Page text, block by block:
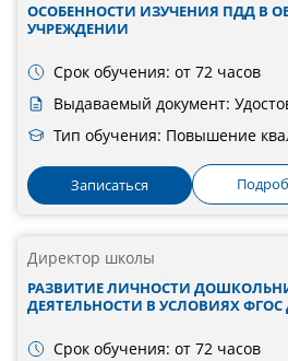
ОСОБЕННОСТИ ИЗУЧЕНИЯ ПДД В
УЧРЕЖДЕНИИ
Срок обучения: от 72 часов
Выдаваемый документ:
Тип обучения: Повышение
Записаться
Директор школы
РАЗВИТИЕ ЛИЧНОСТИ
ДЕЯТЕЛЬНОСТИ В УСЛОВИЯХ ФГОС
Срок обучения: от 72 часов